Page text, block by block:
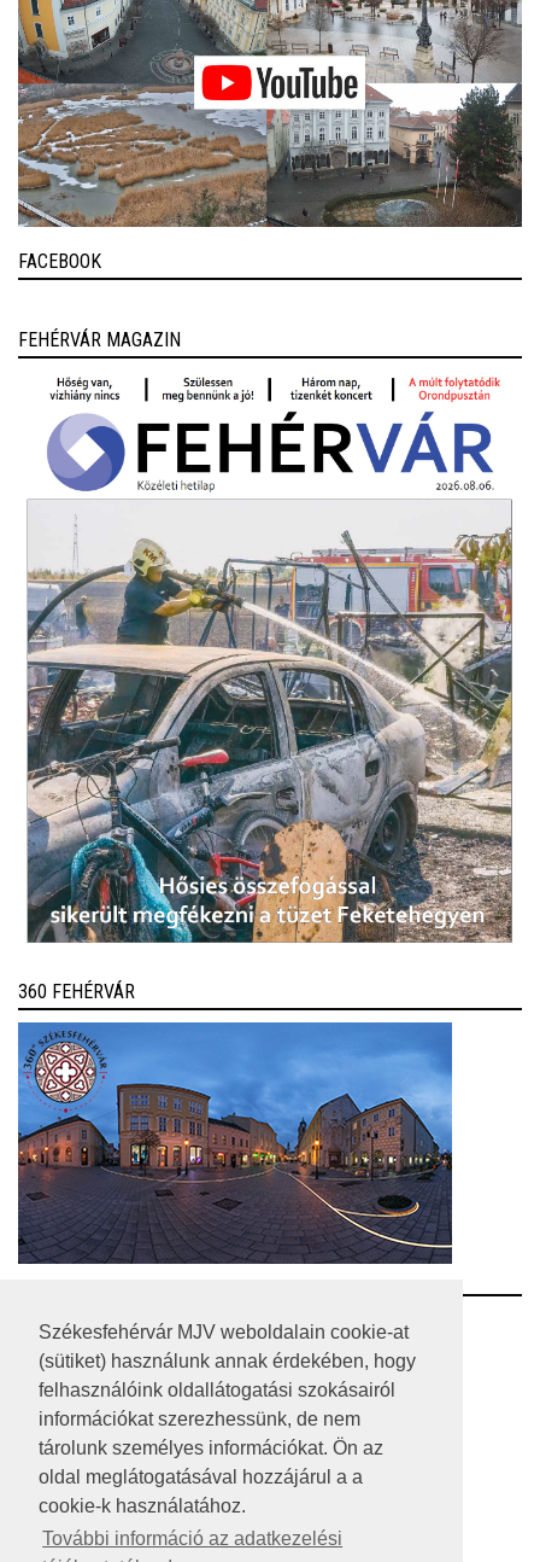
Székesfehérvár MJV weboldalain cookie-at
(sütiket) használunk annak érdekében, hogy
felhasználóink oldallátogatási szokásairól
információkat szerezhessünk, de nem
tárolunk személyes információkat. Ön az
oldal meglátogatásával hozzájárul a a
cookie-k használatához.
További információ az adatkezelési
FACEBOOK
FEHÉRVÁR MAGAZIN
360 FEHÉRVÁR
RSS
A HONLAP 2017.03.31-I ÁLLAPOTA
JOGI NYILATKOZAT
IMPRESSZUM